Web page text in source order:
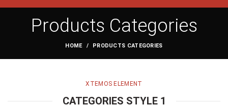
Products Categories
HOME PRODUCTS CATEGORIES
XTEMOS ELEMENT
CATEGORIES STYLE 1